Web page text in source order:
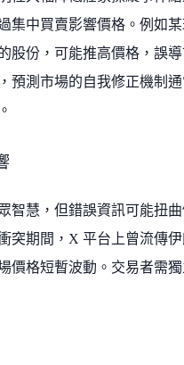
集中買賣影響價格。例如
股份，可能推高價格，誤
預測市場的自我修正機制
智慧，但錯誤資訊可能扭
突期間，X 平台上曾流傳
價格短暫波動。交易者需